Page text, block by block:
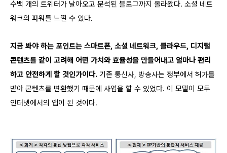
수백 개의 트위터가 날아오고 분석된 블로그까지 올라왔다. 소셜 네트
워크의 파워를 느낄 수 있다.
지금 봐야 하는 포인트는 스마트폰, 소셜 네트워크, 클라우드, 디지털
콘텐츠를 같이 고려해 어떤 가치와 효율성을 만들어내고 얼마나 편리
하고 안전하게 할 것인가이다. 기존 통신사, 방송사는 정부에서 허가를
받아 콘텐츠를 변환했기 때문에 사업을 할 수 있었다. 이 모델이 모두
인터넷에서의 앱이 된 것이다.